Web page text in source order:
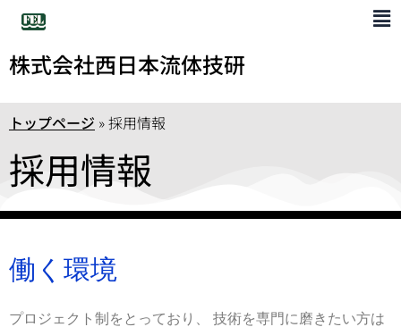
株式会社西日本流体技研
トップページ »採用情報
採用情報
働く環境
プロジェクト制をとっており、 技術を専門に磨きたい方は